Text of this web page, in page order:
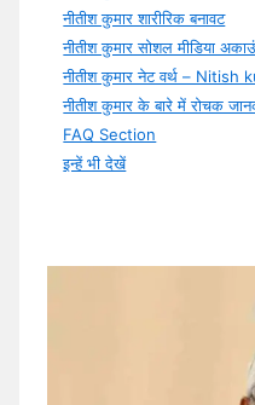
नीतीश कुमार शारीरिक बनावट
नीतीश कुमार सोशल मीडिया
नीतीश कुमार नेट वर्थ –
नीतीश कुमार के बारे में रोचक
FAQ Section
इन्हें भी देखें